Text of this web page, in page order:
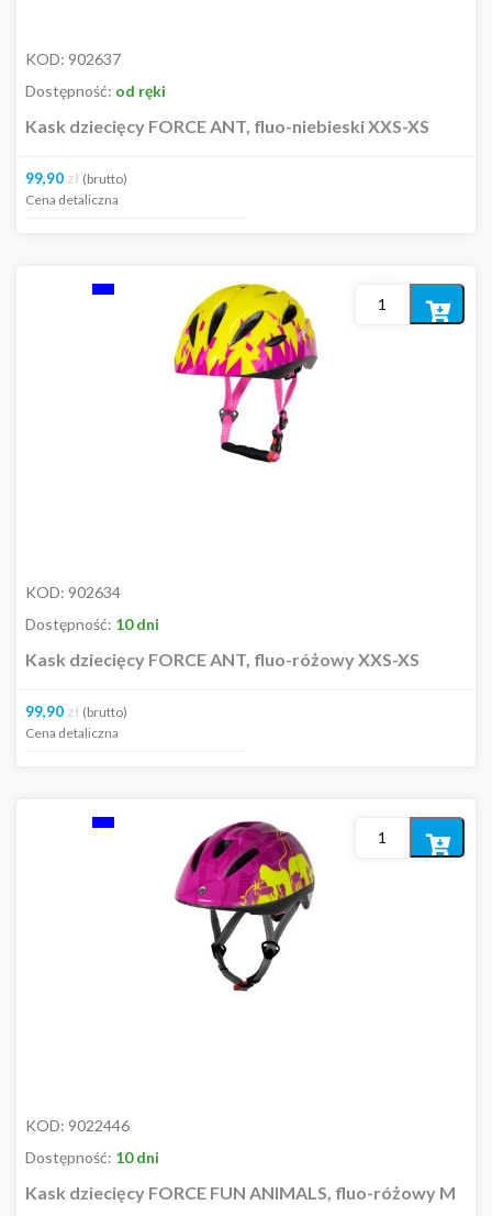
KOD: 902637
Dostępność: od ręki
Kask dziecięcy FORCE ANT, fluo-niebieski XXS-XS
99,90 zł (brutto)
Cena detaliczna
KOD: 902634
Dostępność: 10 dni
Kask dziecięcy FORCE ANT, fluo-różowy XXS-XS
99,90 zł (brutto)
Cena detaliczna
Dodaj
KOD: 9022446
Dostępność: 10 dni
Kask dziecięcy FORCE FUN ANIMALS, fluo-różowy M
Dodaj